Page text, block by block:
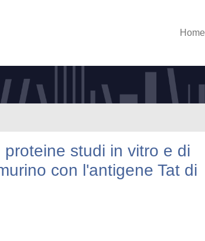
Home
studi in vitro e di
con l'antigene Tat di